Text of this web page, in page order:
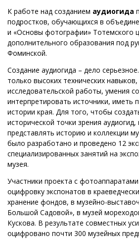
К работе над созданием аудиогида
подростков, обучающихся в
и «Основы фотографии» Тотемского
дополнительного образования под
Фоминской.
Создание аудиогида – дело
только высоких технических
исследовательской работы, умения
интерпретировать источники, иметь
истории края. Для того, чтобы
исторической точки зрения
представлять историю и коллекции
было разработано и проведено 12
специализированных занятий на
музея.
Участники проекта с
оцифровку экспонатов в
хранение фондов, в музейно-
Большой Садовой», в музей
Кускова. В результате совместных
оцифровано почти 300 музейных